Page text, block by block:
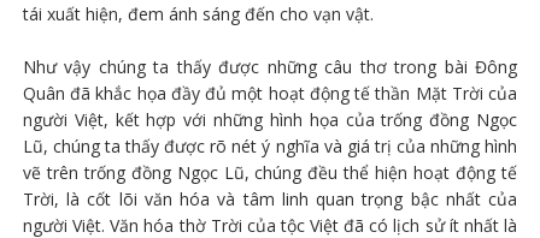
tái xuất hiện, đem ánh sáng đến cho vạn vật.
Như vậy chúng ta thấy được những câu thơ trong bài Đông
Quân đã khắc họa đầy đủ một hoạt động tế thần Mặt Trời của
người Việt, kết hợp với những hình họa của trống đồng Ngọc
Lũ, chúng ta thấy được rõ nét ý nghĩa và giá trị của những hình
vẽ trên trống đồng Ngọc Lũ, chúng đều thể hiện hoạt động tế
Trời, là cốt lõi văn hóa và tâm linh quan trọng bậc nhất của
người Việt. Văn hóa thờ Trời của tộc Việt đã có lịch sử ít nhất là